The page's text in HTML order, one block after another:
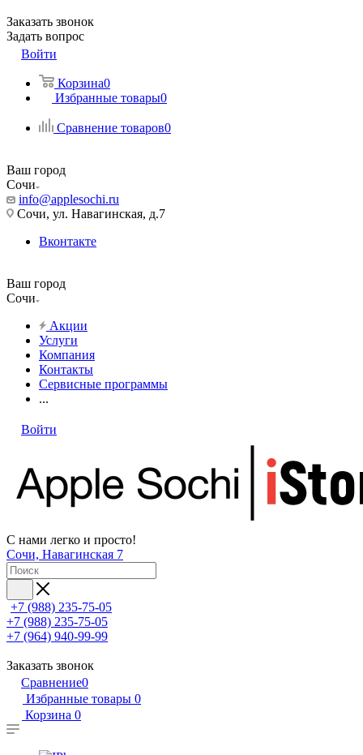
Заказать звонок
Задать вопрос
Войти
Корзина0
Избранные товары0
Сравнение товаров0
Ваш город
Сочи
info@applesochi.ru
Сочи, ул. Навагинская, д.7
Вконтакте
Ваш город
Сочи
Акции
Услуги
Компания
Контакты
Сервисные программы
...
Войти
С нами легко и просто!
Сочи, Навагинская 7
+7 (988) 235-75-05
+7 (988) 235-75-05
+7 (964) 940-99-99
Заказать звонок
Сравнение0
Избранные товары 0
Корзина 0